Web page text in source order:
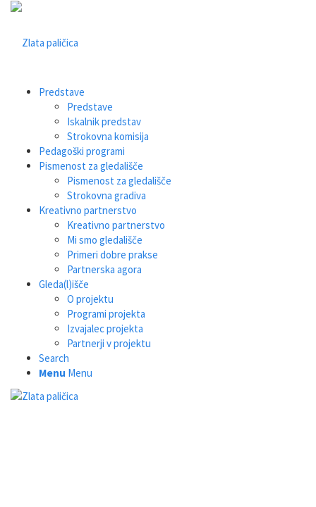
Predstave
Predstave
Iskalnik predstav
Strokovna komisija
Pedagoški programi
Pismenost za gledališče
Pismenost za gledališče
Strokovna gradiva
Kreativno partnerstvo
Kreativno partnerstvo
Mi smo gledališče
Primeri dobre prakse
Partnerska agora
Gleda(l)išče
O projektu
Programi projekta
Izvajalec projekta
Partnerji v projektu
Search
Menu Menu